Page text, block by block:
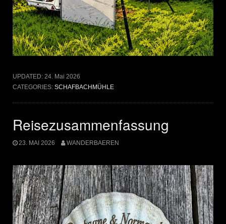
UPDATED: 24. Mai 2026
CATEGORIES: SCHAFBACHMÜHLE
Reisezusammenfassung
23. MAI 2026 WANDERBAEREN